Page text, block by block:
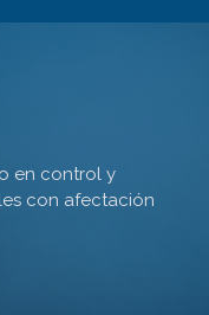
en control y
con afectación